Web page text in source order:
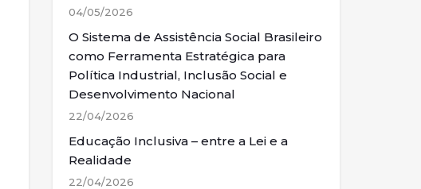
04/05/2026
O Sistema de Assistência Social Brasileiro
como Ferramenta Estratégica para
Política Industrial, Inclusão Social e
Desenvolvimento Nacional
22/04/2026
Educação Inclusiva – entre a Lei e a
Realidade
22/04/2026